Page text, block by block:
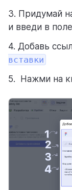
3. Придумай
и введи в поле
4. Добавь
вставки
5. Нажми на